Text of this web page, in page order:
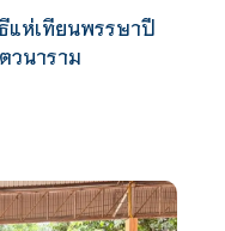
แห่เทียนพรรษาปี
วนาราม